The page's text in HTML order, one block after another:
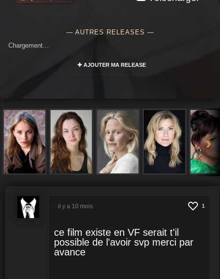
— AUTRES RELEASES —
Chargement…
AJOUTER MA RELEASE
›
1
ce film existe en VF serait t'il
possible de l'avoir svp merci par
avance
il y a 10 mois